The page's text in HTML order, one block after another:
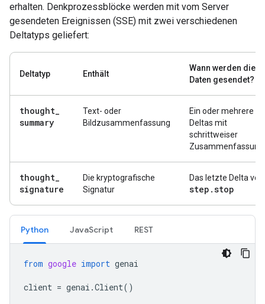
erhalten. Denkprozessblöcke werden mit vom Server
gesendeten Ereignissen (SSE) mit zwei verschiedenen
Deltatyps geliefert:
Deltatyp Enthält
Wann werden die
Daten gesendet?
thought_
summary
Text- oder
Bildzusammenfassung
Ein oder mehrere
Deltas mit
schrittweiser
Zusammenfassung
thought_
signature
Die kryptografische
Signatur
Das letzte Delta vor
step .stop
Python JavaScript REST
from google import genai
client = genai .Client()